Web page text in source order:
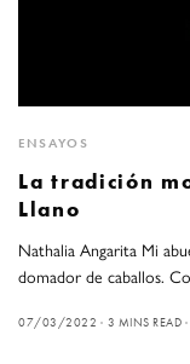
ENSAYOS
La tradición
Llano
Nathalia Angarita Mi
domador de caballos.
07/03/2022 3 MINS READ